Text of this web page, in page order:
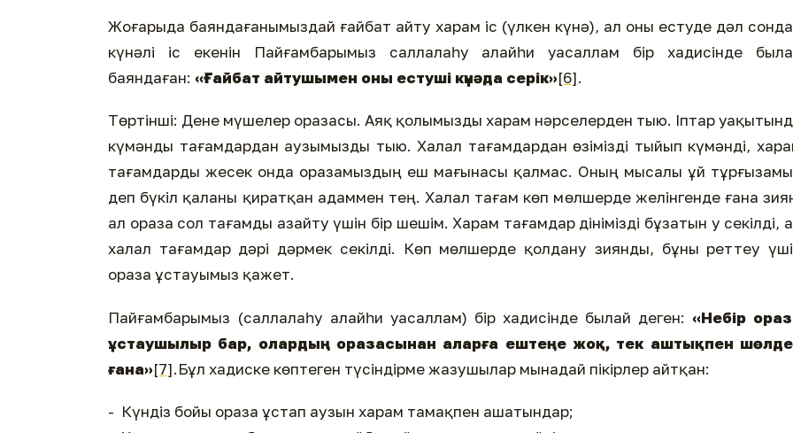
Жоғарыда баяндағанымыздай ғайбат айту харам іс (үлкен күнә), ал оны естуде дәл
күнәлі іс екенін Пайғамбарымыз саллалаһу алайһи уасаллам бір хадисінде
баяндаған: «Ғайбат айтушымен оны естуші күнәда серік»[6].
Төртінші: Дене мүшелер оразасы. Аяқ қолымызды харам нәрселерден тыю. Іптар
күмәнды тағамдардан аузымызды тыю. Халал тағамдардан өзімізді тыйып күмәнді,
тағамдарды жесек онда оразамыздың еш мағынасы қалмас. Оның мысалы ұй
деп бүкіл қаланы қиратқан адаммен тең. Халал тағам көп мөлшерде желінгенде ғана
ал ораза сол тағамды азайту үшін бір шешім. Харам тағамдар дінімізді бұзатын у секілді,
халал тағамдар дәрі дәрмек секілді. Көп мөлшерде қолдану зиянды, бұны реттеу
ораза ұстауымыз қажет.
Пайғамбарымыз (саллалаһу алайһи уасаллам) бір хадисінде былай деген: «Небір
ұстаушылыр бар, олардың оразасынан аларға ештеңе жоқ, тек аштықпен
ғана»[7].Бұл хадиске көптеген түсіндірме жазушылар мынадай пікірлер айтқан:
- Күндіз бойы ораза ұстап аузын харам тамақпен ашатындар;